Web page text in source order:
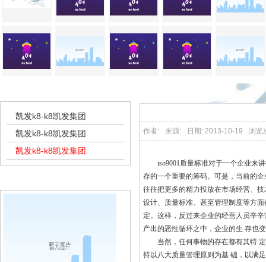
凯发k8-k8凯发集团
凯发k8-k8凯发集团
凯发k8-k8凯发集团
作者: 来源: 日期: 2013-10-19 浏览
iso9001质量标准对于一个企业来讲
存的一个重要的筹码。可是，当前的
往往把更多的精力投放在市场经营、
设计、质量标准、甚至管理制度等方
定。这样，反过来企业的经营人员辛
产出的恶性循环之中，企业的生 存也
当然，任何事物的存在都有其特 定
持以八大质量管理原则为基 础，以满